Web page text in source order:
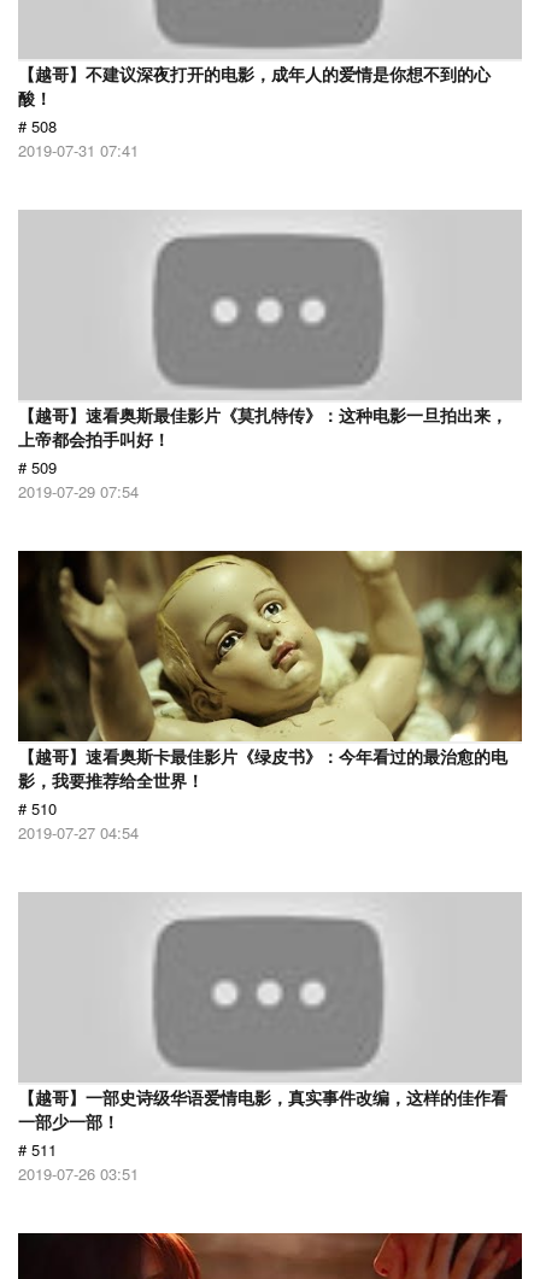
【越哥】不建议深夜打开的电影，成年人的爱情是你想不到的心
酸！
# 508
2019-07-31 07:41
【越哥】速看奥斯最佳影片《莫扎特传》：这种电影一旦拍出来，
上帝都会拍手叫好！
# 509
2019-07-29 07:54
【越哥】速看奥斯卡最佳影片《绿皮书》：今年看过的最治愈的电
影，我要推荐给全世界！
# 510
2019-07-27 04:54
【越哥】一部史诗级华语爱情电影，真实事件改编，这样的佳作看
一部少一部！
# 511
2019-07-26 03:51